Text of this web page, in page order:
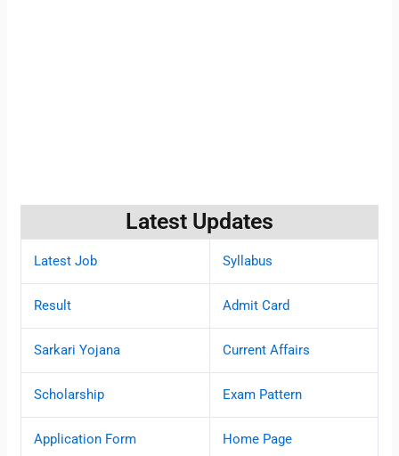
Latest Updates
Latest Job Syllabus
Result Admit Card
Sarkari Yojana Current Affairs
Scholarship Exam Pattern
Application Form Home Page